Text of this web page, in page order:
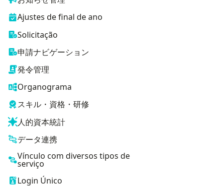
Ajustes de final de ano
Solicitação
申請ナビゲーション
発令管理
Organograma
スキル・資格・研修
人的資本統計
データ連携
Vínculo com diversos tipos de
serviço
Login Único